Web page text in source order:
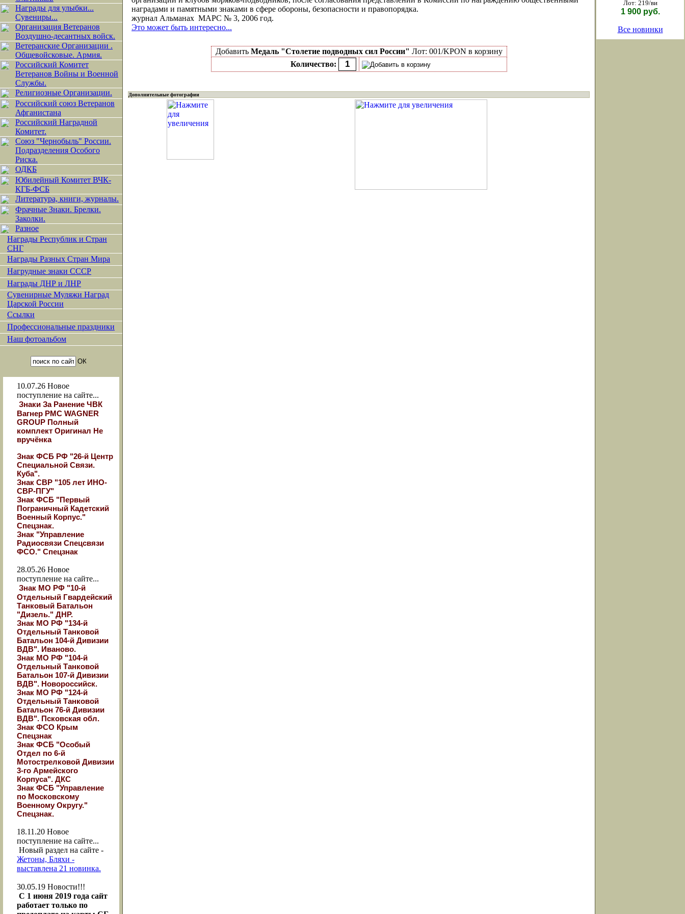
Награды для улыбки...
Сувениры...
Организация Ветеранов
Воздушно-десантных войск.
Ветеранские Организации .
Общевойсковые. Армия.
Российский Комитет
Ветеранов Войны и Военной
Службы.
Религиозные Организации.
Российский союз Ветеранов
Афганистана
Российский Наградной
Комитет.
Союз "Чернобыль" России.
Подразделения Особого
Риска.
ОДКБ
Юбилейный Комитет ВЧК-
КГБ-ФСБ
Литература, книги, журналы.
Фрачные Знаки. Брелки.
Заколки.
Разное
Награды Республик и Стран
СНГ
Награды Разных Стран Мира
Нагрудные знаки СССР
Награды ДНР и ЛНР
Сувенирные Муляжи Наград
Царской России
Ссылки
Профессиональные праздники
Наш фотоальбом
10.07.26 Новое
поступление на сайте...
Знаки За Ранение ЧВК
Вагнер РМС WAGNER
GROUP Полный
комплект Оригинал Не
вручёнка
Знак ФСБ РФ "26-й Центр
Специальной Связи.
Куба".
Знак СВР "105 лет ИНО-
СВР-ПГУ"
Знак ФСБ "Первый
Пограничный Кадетский
Военный Корпус."
Спецзнак.
Знак "Управление
Радиосвязи Спецсвязи
ФСО." Спецзнак
28.05.26 Новое
поступление на сайте...
Знак МО РФ "10-й
Отдельный Гвардейский
Танковый Батальон
"Дизель." ДНР.
Знак МО РФ "134-й
Отдельный Танковой
Батальон 104-й Дивизии
ВДВ". Иваново.
Знак МО РФ "104-й
Отдельный Танковой
Батальон 107-й Дивизии
ВДВ". Новороссийск.
Знак МО РФ "124-й
Отдельный Танковой
Батальон 76-й Дивизии
ВДВ". Псковская обл.
Знак ФСО Крым
Спецзнак
Знак ФСБ "Особый
Отдел по 6-й
Мотострелковой Дивизии
3-го Армейского
Корпуса". ДКС
Знак ФСБ "Управление
по Московскому
Военному Округу."
Спецзнак.
18.11.20 Новое
поступление на сайте...
Новый раздел на сайте -
Жетоны, Бляхи -
выставлена 21 новинка.
30.05.19 Новости!!!
С 1 июня 2019 года сайт
работает только по
наградами и памятными знаками в сфере обороны, безопасности и правопорядка.
журнал Альманах МАРС № 3, 2006 год.
Это может быть интересно...
Добавить Медаль "Столетие подводных сил России" Лот: 001/KPON в корзину
Количество:
Дополнительные фотографии
Лот: 219/ви
1 900 руб.
Все новинки